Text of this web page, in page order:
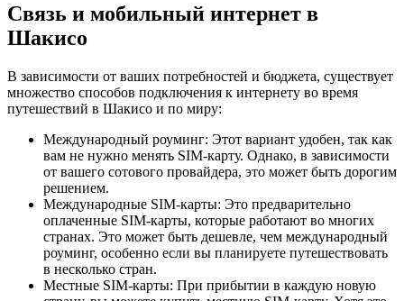
Связь и мобильный интернет в
Шакисо
В зависимости от ваших потребностей и бюджета, существует
множество способов подключения к интернету во время
путешествий в Шакисо и по миру:
Международный роуминг: Этот вариант удобен, так как
вам не нужно менять SIM-карту. Однако, в зависимости
от вашего сотового провайдера, это может быть дорогим
решением.
Международные SIM-карты: Это предварительно
оплаченные SIM-карты, которые работают во многих
странах. Это может быть дешевле, чем международный
роуминг, особенно если вы планируете путешествовать
в несколько стран.
Местные SIM-карты: При прибытии в каждую новую